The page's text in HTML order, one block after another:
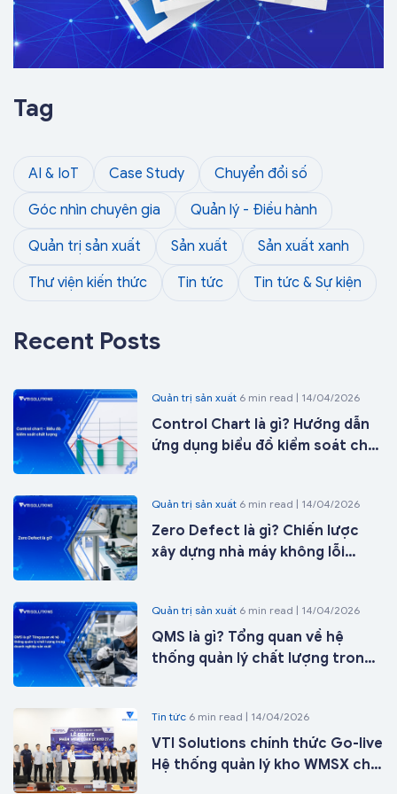
Tag
AI & IoT Case Study Chuyển đổi số
Góc nhìn chuyên gia Quản lý - Điều hành
Quản trị sản xuất Sản xuất Sản xuất xanh
Thư viện kiến thức Tin tức Tin tức & Sự kiện
Recent Posts
Quản trị sản xuất 6 min read | 14/04/2026
Control Chart là gì? Hướng dẫn
ứng dụng biểu đồ kiểm soát chất
Quản trị sản xuất 6 min read | 14/04/2026
Zero Defect là gì? Chiến lược
xây dựng nhà máy không lỗi
Quản trị sản xuất 6 min read | 14/04/2026
QMS là gì? Tổng quan về hệ
thống quản lý chất lượng trong
Tin tức 6 min read | 14/04/2026
VTI Solutions chính thức Go-live
Hệ thống quản lý kho WMSX cho